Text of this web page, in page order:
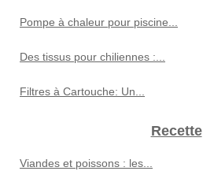
Pompe à chaleur pour piscine...
Des tissus pour chiliennes :...
Filtres à Cartouche: Un...
Recette
Viandes et poissons : les...